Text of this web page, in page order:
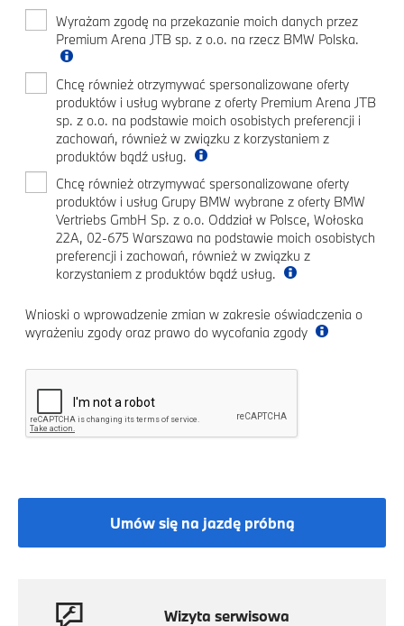
Wyrażam zgodę na przekazanie moich danych przez
Premium Arena JTB sp. z o.o. na rzecz BMW Polska.
Chcę również otrzymywać spersonalizowane oferty
produktów i usług wybrane z oferty Premium Arena JTB
sp. z o.o. na podstawie moich osobistych preferencji i
zachowań, również w związku z korzystaniem z
produktów bądź usług.
Chcę również otrzymywać spersonalizowane oferty
produktów i usług Grupy BMW wybrane z oferty BMW
Vertriebs GmbH Sp. z o.o. Oddział w Polsce, Wołoska
22A, 02-675 Warszawa na podstawie moich osobistych
preferencji i zachowań, również w związku z
korzystaniem z produktów bądź usług.
Wnioski o wprowadzenie zmian w zakresie oświadczenia o
wyrażeniu zgody oraz prawo do wycofania zgody
Umów się na jazdę próbną
Wizyta serwisowa